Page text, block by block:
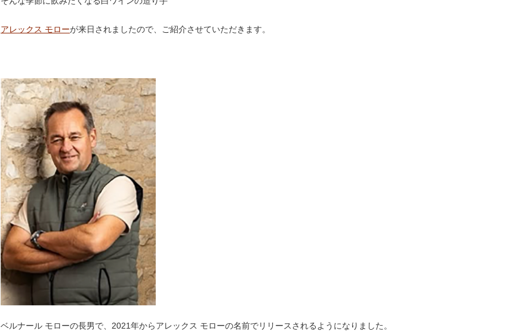
アレックス モローが来日されましたので、ご紹介させていただきます。
ベルナール モローの長男で、2021年からアレックス モローの名前でリリースされるようになりました。